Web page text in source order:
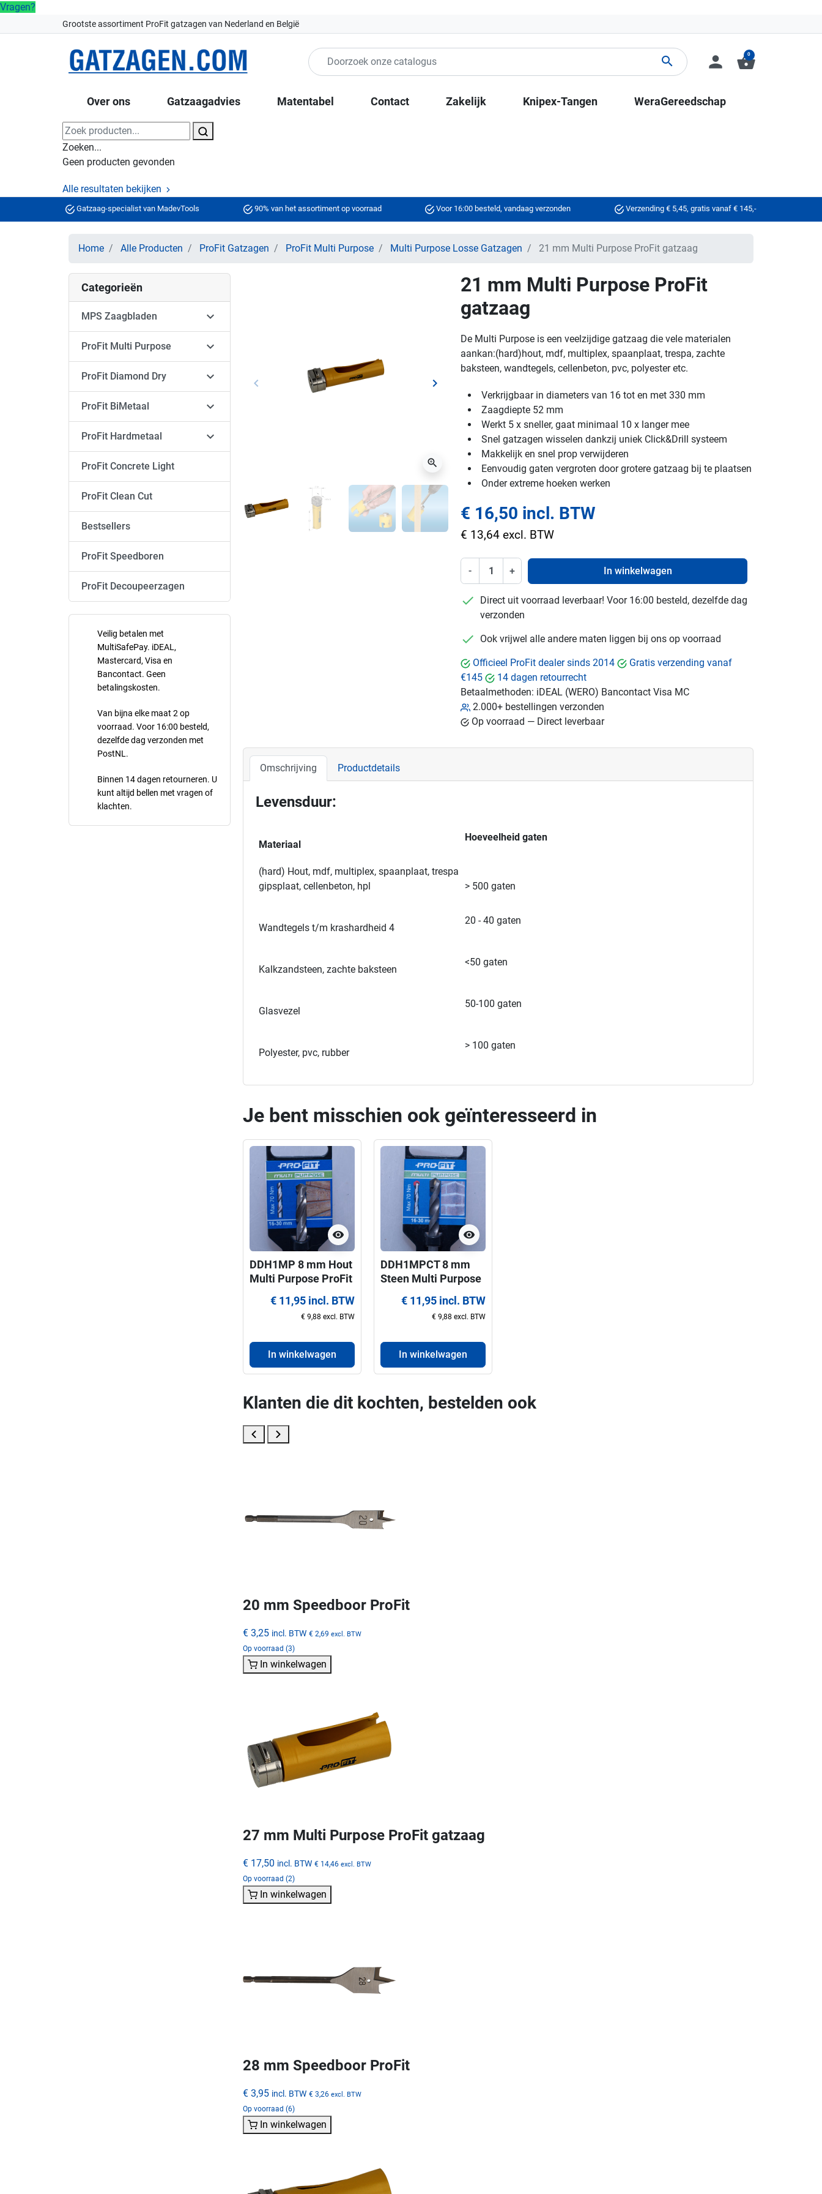
Vragen?
Grootste assortiment ProFit gatzagen van Nederland en België
search person shopping_basket
0
Over ons Gatzaagadvies Matentabel Contact Zakelijk Knipex-Tangen WeraGereedschap
Zoeken...
Geen producten gevonden
Alle resultaten bekijken
Gatzaag-specialist van MadevTools 90% van het assortiment op voorraad Voor 16:00 besteld, vandaag verzonden Verzending € 5,45, gratis vanaf € 145,-
Home Alle Producten ProFit Gatzagen ProFit Multi Purpose Multi Purpose Losse Gatzagen 21 mm Multi Purpose ProFit gatzaag
Categorieën
MPS Zaagbladen 
ProFit Multi Purpose 
ProFit Diamond Dry 
ProFit BiMetaal 
ProFit Hardmetaal 
ProFit Concrete Light
ProFit Clean Cut
Bestsellers
ProFit Speedboren
ProFit Decoupeerzagen
Veilig betalen met
MultiSafePay. iDEAL,
Mastercard, Visa en
Bancontact. Geen
betalingskosten.
Van bijna elke maat 2 op
voorraad. Voor 16:00 besteld,
dezelfde dag verzonden met
PostNL.
Binnen 14 dagen retourneren. U
kunt altijd bellen met vragen of
klachten.
Vorige
keyboard_arrow_left Volgende
keyboard_arrow_right
zoom_in
21 mm Multi Purpose ProFit
gatzaag
De Multi Purpose is een veelzijdige gatzaag die vele materialen
aankan:(hard)hout, mdf, multiplex, spaanplaat, trespa, zachte
baksteen, wandtegels, cellenbeton, pvc, polyester etc.
Verkrijgbaar in diameters van 16 tot en met 330 mm
Zaagdiepte 52 mm
Werkt 5 x sneller, gaat minimaal 10 x langer mee
Snel gatzagen wisselen dankzij uniek Click&Drill systeem
Makkelijk en snel prop verwijderen
Eenvoudig gaten vergroten door grotere gatzaag bij te plaatsen
Onder extreme hoeken werken
€ 16,50 incl. BTW
€ 13,64 excl. BTW
- + In winkelwagen
checkmark
Direct uit voorraad leverbaar! Voor 16:00 besteld, dezelfde dag
verzonden
checkmark
Ook vrijwel alle andere maten liggen bij ons op voorraad
Officieel ProFit dealer sinds 2014
Gratis verzending vanaf
€145
14 dagen retourrecht
Betaalmethoden: iDEAL (WERO) Bancontact Visa MC
2.000+ bestellingen verzonden
Op voorraad — Direct leverbaar
Omschrijving Productdetails
Levensduur:
Materiaal
Hoeveelheid gaten
(hard) Hout, mdf, multiplex, spaanplaat, trespa
gipsplaat, cellenbeton, hpl
> 500 gaten
Wandtegels t/m krashardheid 4
20 - 40 gaten
Kalkzandsteen, zachte baksteen
<50 gaten
Glasvezel
50-100 gaten
Polyester, pvc, rubber
> 100 gaten
Je bent misschien ook geïnteresseerd in
visibility
DDH1MP 8 mm Hout
Multi Purpose ProFit
gatzagen 16-30 mm
€ 11,95 incl. BTW
€ 9,88 excl. BTW
In winkelwagen
visibility
DDH1MPCT 8 mm
Steen Multi Purpose
voor gatzagen 16-30
€ 11,95 incl. BTW
€ 9,88 excl. BTW
In winkelwagen
Klanten die dit kochten, bestelden ook
20 mm Speedboor ProFit
€ 3,25 incl. BTW € 2,69 excl. BTW
Op voorraad (3)
In winkelwagen
27 mm Multi Purpose ProFit gatzaag
€ 17,50 incl. BTW € 14,46 excl. BTW
Op voorraad (2)
In winkelwagen
28 mm Speedboor ProFit
€ 3,95 incl. BTW € 3,26 excl. BTW
Op voorraad (6)
In winkelwagen